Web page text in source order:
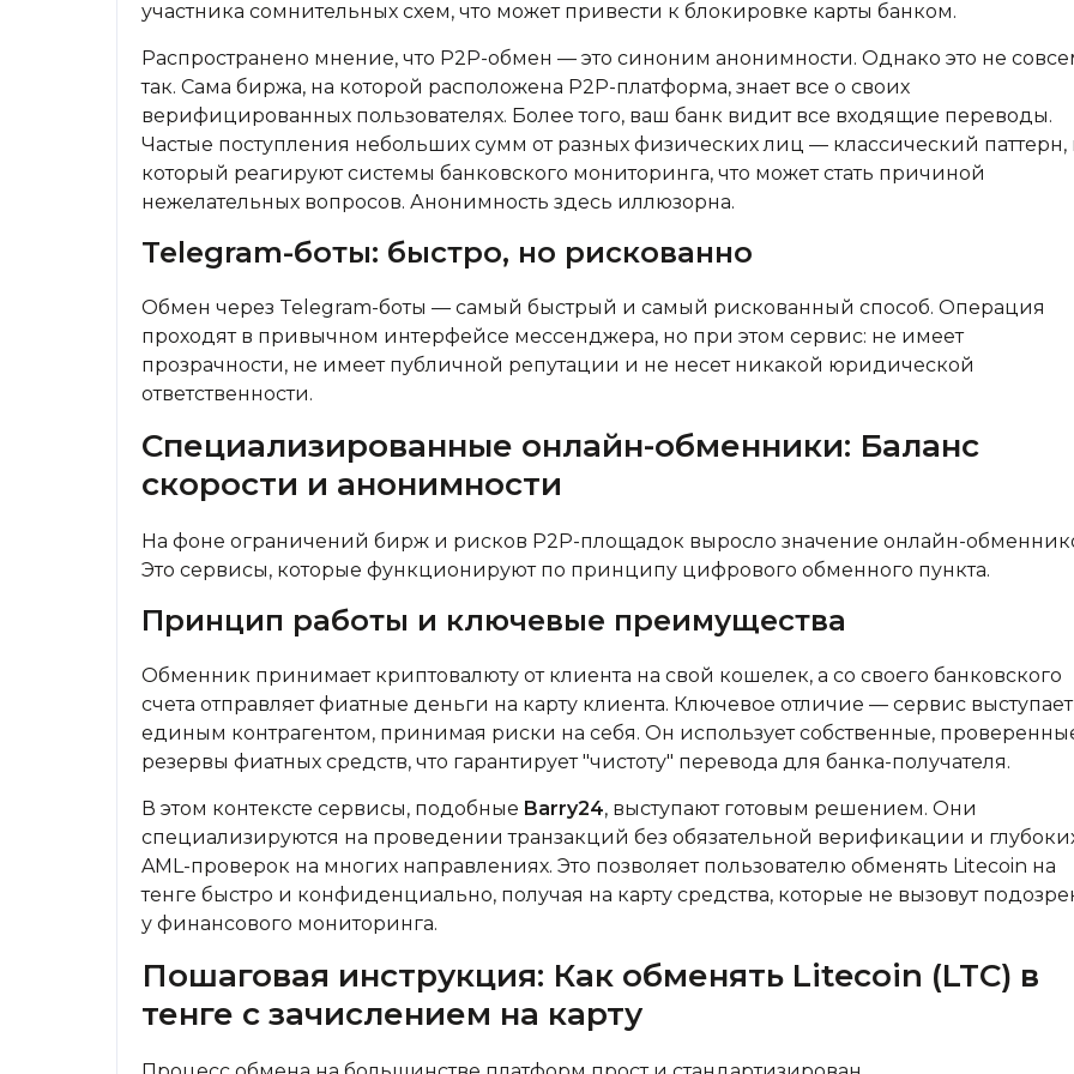
участника сомнительных схем, что может привести к блокировке карты банком.
Распространено мнение, что P2P-обмен — это синоним анонимности. Однако это не
так. Сама биржа, на которой расположена P2P-платформа, знает все о своих
верифицированных пользователях. Более того, ваш банк видит все входящие переводы.
Частые поступления небольших сумм от разных физических лиц — классический паттерн,
который реагируют системы банковского мониторинга, что может стать причиной
нежелательных вопросов. Анонимность здесь иллюзорна.
Telegram-боты: быстро, но рискованно
Обмен через Telegram-боты — самый быстрый и самый рискованный способ. Операция
проходят в привычном интерфейсе мессенджера, но при этом сервис: не имеет
прозрачности, не имеет публичной репутации и не несет никакой юридической
ответственности.
Специализированные онлайн-обменники: Баланс
скорости и анонимности
На фоне ограничений бирж и рисков P2P-площадок выросло значение онлайн-
Это сервисы, которые функционируют по принципу цифрового обменного пункта.
Принцип работы и ключевые преимущества
Обменник принимает криптовалюту от клиента на свой кошелек, а со своего банковского
счета отправляет фиатные деньги на карту клиента. Ключевое отличие — сервис выступает
единым контрагентом, принимая риски на себя. Он использует собственные,
резервы фиатных средств, что гарантирует "чистоту" перевода для банка-получателя.
В этом контексте сервисы, подобные Barry24, выступают готовым решением. Они
специализируются на проведении транзакций без обязательной верификации и
AML-проверок на многих направлениях. Это позволяет пользователю обменять Litecoin на
тенге быстро и конфиденциально, получая на карту средства, которые не вызовут
у финансового мониторинга.
Пошаговая инструкция: Как обменять Litecoin (LTC) в
тенге с зачислением на карту